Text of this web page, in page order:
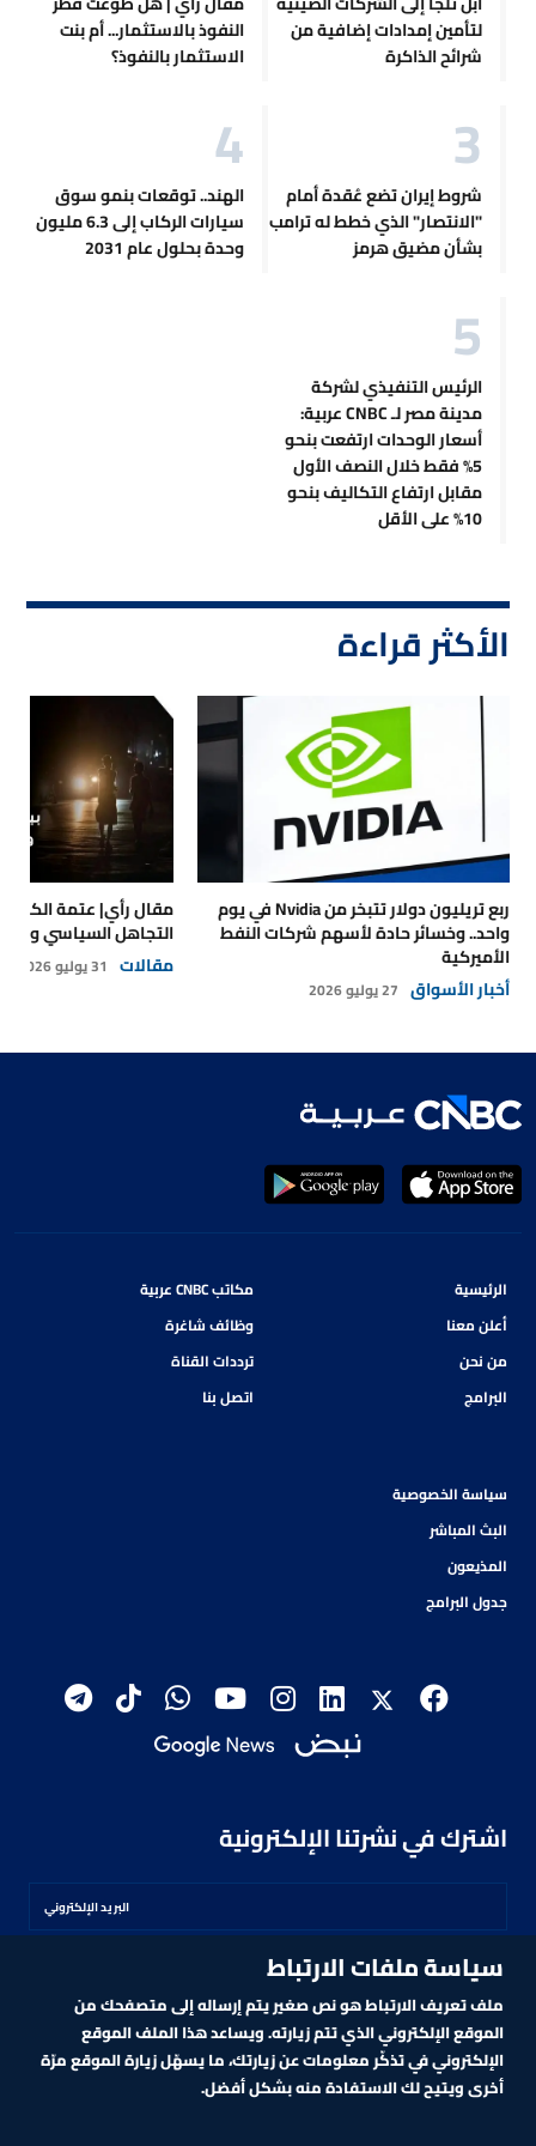
لتأمين إمدادات إضافية من
شرائح الذاكرة
النفوذ بالاستثمار... أم بنت
الاستثمار بالنفوذ؟
شروط إيران تضع عُقدة أمام
"الانتصار" الذي خطط له ترامب
بشأن مضيق هرمز
الهند.. توقعات بنمو سوق
سيارات الركاب إلى 6.3 مليون
وحدة بحلول عام 2031
الرئيس التنفيذي لشركة
مدينة مصر لـ CNBC عربية:
أسعار الوحدات ارتفعت بنحو
5% فقط خلال النصف الأول
مقابل ارتفاع التكاليف بنحو
10% على الأقل
الأكثر قراءة
ربع تريليون دولار تتبخر من Nvidia في يوم
واحد.. وخسائر حادة لأسهم شركات النفط
الأميركية
أخبار الأسواق 27 يوليو 2026
مقال رأي| عتمة
التجاهل السياسي
مقالات 31 يوليو 2026
الرئيسية
أعلن معنا
من نحن
البرامج
مكاتب CNBC عربية
وظائف شاغرة
ترددات القناة
اتصل بنا
سياسة الخصوصية
البث المباشر
المذيعون
جدول البرامج
اشترك في نشرتنا الإلكترونية
اشترك
سياسة ملفات الارتباط
ملف تعريف الارتباط هو نص صغير يتم إرساله إلى متصفحك من
الموقع الإلكتروني الذي تتم زيارته. ويساعد هذا الملف الموقع
الإلكتروني في تذكّر معلومات عن زيارتك، ما يسهّل زيارة الموقع مرّة
أخرى ويتيح لك الاستفادة منه بشكل أفضل.